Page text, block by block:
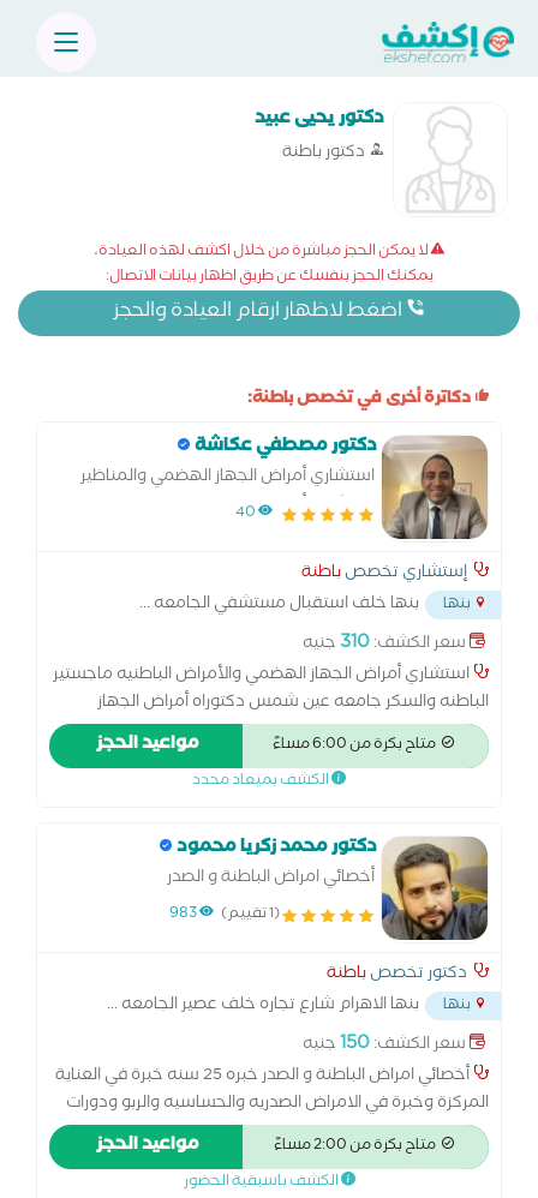
دكتور يحيى عبيد
دكتور باطنة
لا يمكن الحجز مباشرة من خلال اكشف لهذه العيادة،
يمكنك الحجز بنفسك عن طريق اظهار بيانات الاتصال:
اضغط لاظهار ارقام العيادة والحجز
دكاترة أخرى في تخصص باطنة:
دكتور مصطفي عكاشة
استشاري أمراض الجهاز الهضمي والمناظير
استشاري أمراض الكبد والسكر
40
إستشاري تخصصباطنة
بنها بنها خلف استقبال مستشفي الجامعه...
سعر الكشف:310 جنيه
استشاري أمراض الجهاز الهضمي والأمراض الباطنيه ماجستير
الباطنه والسكر جامعه عين شمس دكتوراه أمراض الجهاز
الهضمي والكبد والمناظير متابعه أمراض السكر والغدد متابعة
أمراض الضغط علاج مرض الاكاليزيا وصعوبة البلع علاج الارتجاع
متاح بكرة من 6:00 مساءً مواعيد الحجز
الكشف بميعاد محدد
دكتور محمد زكريا محمود
أخصائي امراض الباطنة و الصدر
(1 تقييم) 983
دكتور تخصصباطنة
بنها بنها الاهرام شارع تجاره خلف عصير الجامعه...
سعر الكشف:150جنيه
أخصائي امراض الباطنة و الصدر خبره 25 سنه خبرة في العناية
المركزة وخبرة في الامراض الصدريه والحساسيه والربو ودورات
طبية في امراض الدم ودورات طبيه في الامراض الصدريه
وحساسية الصدر ومتابعة حالات الامراض الصدريه للكبار
متاح بكرة من 2:00 مساءً مواعيد الحجز
الكشف باسبقية الحضور